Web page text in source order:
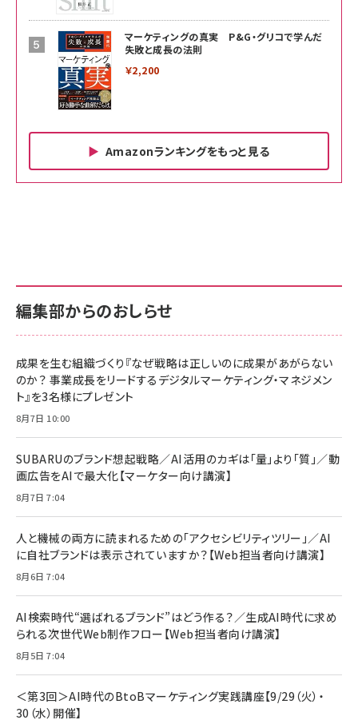
マーケティングの真実 P&G・グリコで学んだ
失敗と成長の法則
￥2,200
Amazonランキングをもっと見る
￥880
anan(アンアン)2026/06/24号 No.2500増刊
スペシャルエディション[王道エンタメの矜持／
￥1,100
anan(アンアン)2026/07/08号 No.2502[2026
￥880
ママ投資家が育休中に１億貯めた株式投資
組織の成果を最大化する ルールのデザイン
￥1,980
Amazonランキングをもっと見る
サポート正規品 メーカー保証5年 KLMEA128G
NIMASO ガラスフィルム iPhone 17 用 保護フィ
すい ガイド枠付き いPhone17 (6.3インチ) 対応
2枚セット DSP25F1698
￥1,599
￥6,980
全ワイヤレスイヤホン/アクティブノイズキャンセリ
技術基準適合】ブラック
￥5,990
ケーブル Anker絡まないケーブル 240W 結束バン
ド付き USB PD対応 シリコン素材採用 iPhone
17 / 16 / 15 / Galaxy iPad Pro MacBook
Pro/Air 各種対応 (1.8m ミッドナイトブラック)
￥1,890
サポート正規品 メーカー保証5年 KLMEA128G
Amazon eギフトカード - Amazonロゴ - クラ
￥5,000
Anker PowerLine III Flow USB-C & USB-C
Pro/Air 各種対応 (1.8m ミッドナイトブラック)
￥1,890
サッポロ 生ビール 黒ラベル 350ml 缶 24本 ビー
ル ケース買い【6/30応募〆切! 黒ラベルビヤセラー
￥4,857
編集部からのおしらせ
成果を生む組織づくり『なぜ戦略は正しいのに成果があがらない
のか？ 事業成長をリードするデジタルマーケティング・マネジメン
ト』を3名様にプレゼント
8月7日 10:00
SUBARUのブランド想起戦略／AI活用のカギは「量」より「質」／動
画広告をAIで最大化【マーケター向け講演】
8月7日 7:04
人と機械の両方に読まれるための「アクセシビリティツリー」／AI
に自社ブランドは表示されていますか？【Web担当者向け講演】
8月6日 7:04
AI検索時代“選ばれるブランド”はどう作る？／生成AI時代に求め
られる次世代Web制作フロー【Web担当者向け講演】
8月5日 7:04
＜第3回＞AI時代のBtoBマーケティング実践講座【9/29（火）・
30（水）開催】